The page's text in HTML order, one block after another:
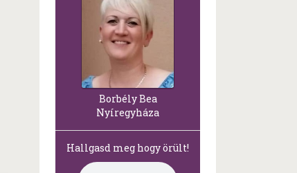
Borbély Bea
Nyíregyháza
Hallgasd meg hogy örült!